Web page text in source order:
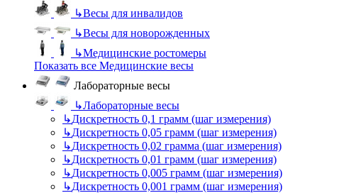
↳Весы для инвалидов
↳Весы для новорожденных
↳Медицинские ростомеры
Показать все Медицинские весы
Лабораторные весы
↳Лабораторные весы
↳Дискретность 0,1 грамм (шаг измерения)
↳Дискретность 0,05 грамм (шаг измерения)
↳Дискретность 0,02 грамма (шаг измерения)
↳Дискретность 0,01 грамм (шаг измерения)
↳Дискретность 0,005 грамм (шаг измерения)
↳Дискретность 0,001 грамм (шаг измерения)